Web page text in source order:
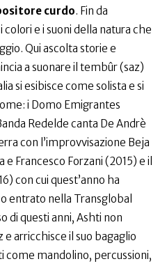
curdo. Fin da
e i suoni della natura che
Qui ascolta storie e
a suonare il tembûr (saz)
si esibisce come solista e si
i Domo Emigrantes
Redelde canta De Andrè
con l’improvvisazione Beja
Francesco Forzani (2015) e il
con cui quest’anno ha
entrato nella Transglobal
di questi anni, Ashti non
arricchisce il suo bagaglio
come mandolino, percussioni,